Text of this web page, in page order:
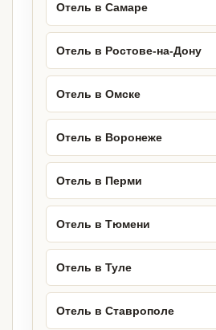
Отель в Самаре
Отель в Ростове-на-Дону
Отель в Омске
Отель в Воронеже
Отель в Перми
Отель в Тюмени
Отель в Туле
Отель в Ставрополе